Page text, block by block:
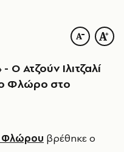
Ο Ατζούν Ιλιτζαλί
Φλώρο στο
Φλώρου βρέθηκε ο